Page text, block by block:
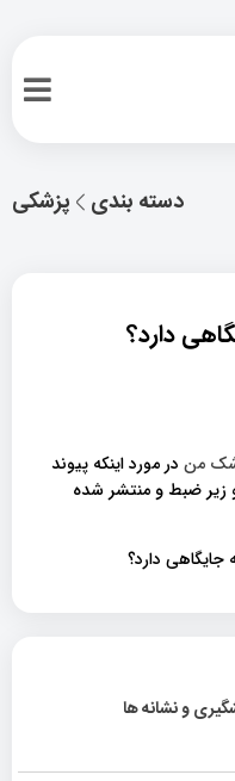
پزشکی دسته بندی
و نشانه ها
دارد؟
من در مورد اینکه پیوند
زیر ضبط و منتشر شده